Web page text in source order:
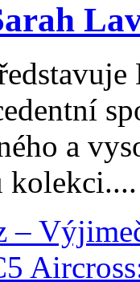
a
kolekci....